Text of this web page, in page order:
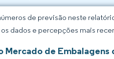
de previsão neste
dados e percepções mais
Mercado de Embalagens